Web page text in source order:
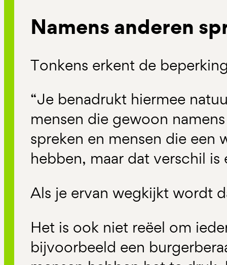
Namens anderen
Tonkens erkent de
“Je benadrukt hiermee
mensen die gewoon
spreken en mensen die een
hebben, maar dat verschil is
Als je ervan wegkijkt wordt
Het is ook niet reëel om
bijvoorbeeld een